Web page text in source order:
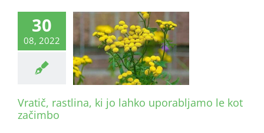
30
08, 2022
Vratič, rastlina, ki jo lahko uporabljamo le kot
začimbo